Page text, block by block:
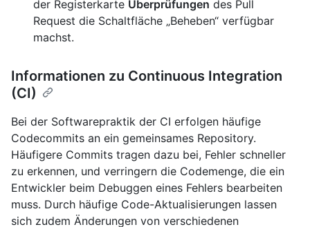
der Registerkarte Überprüfungen des Pull
Request die Schaltfläche „Beheben“ verfügbar
machst.
Informationen zu Continuous Integration
(CI)
Bei der Softwarepraktik der CI erfolgen häufige
Codecommits an ein gemeinsames Repository.
Häufigere Commits tragen dazu bei, Fehler schneller
zu erkennen, und verringern die Codemenge, die ein
Entwickler beim Debuggen eines Fehlers bearbeiten
muss. Durch häufige Code-Aktualisierungen lassen
sich zudem Änderungen von verschiedenen